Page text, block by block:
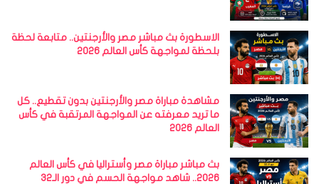
الاسطورة بث مباشر مصر والأرجنتين.. متابعة لحظة
بلحظة لمواجهة كأس العالم 2026
مشاهدة مباراة مصر والأرجنتين بدون تقطيع.. كل
ما تريد معرفته عن المواجهة المرتقبة في كأس
العالم 2026
بث مباشر مباراة مصر وأستراليا في كأس العالم
2026.. شاهد مواجهة الحسم في دور الـ32